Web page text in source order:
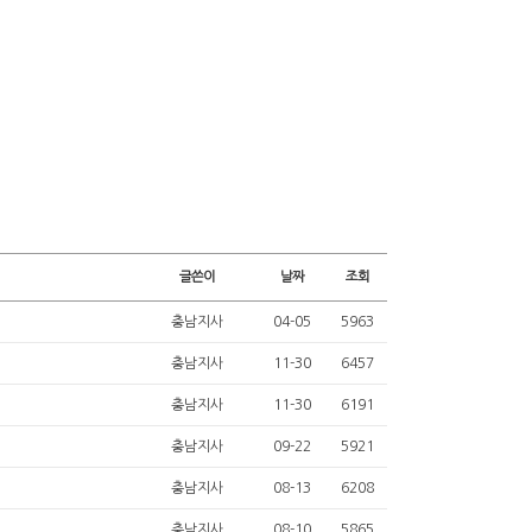
글쓴이 날짜 조회
충남지사 04-05 5963
충남지사 11-30 6457
충남지사 11-30 6191
충남지사 09-22 5921
충남지사 08-13 6208